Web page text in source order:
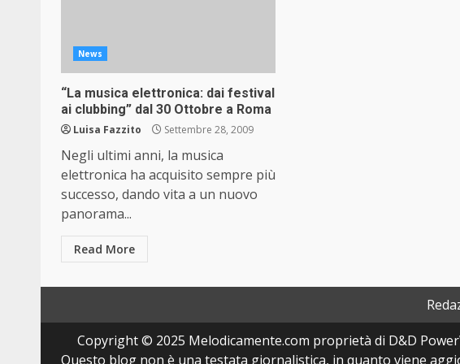
News
“La musica elettronica: dai festival
ai clubbing” dal 30 Ottobre a Roma
Luisa Fazzito Settembre 28, 2009
Negli ultimi anni, la musica
elettronica ha acquisito sempre più
successo, dando vita a un nuovo
panorama...
Read More
Copyright © 2025 Melodicamente.com proprietà di D&D
Questo blog non è una testata giornalistica, in quanto viene